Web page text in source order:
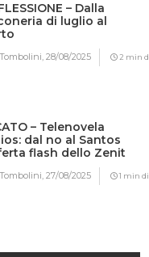
– Dalla
di luglio al
28/08/2025 2 min
– Telenovela
dal no al Santos
flash dello Zenit
27/08/2025 1 min di